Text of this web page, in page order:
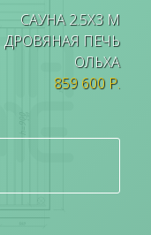
САУНА 2.5Х3 М
ДРОВЯНАЯ ПЕЧЬ
ОЛЬХА
859 600 Р.